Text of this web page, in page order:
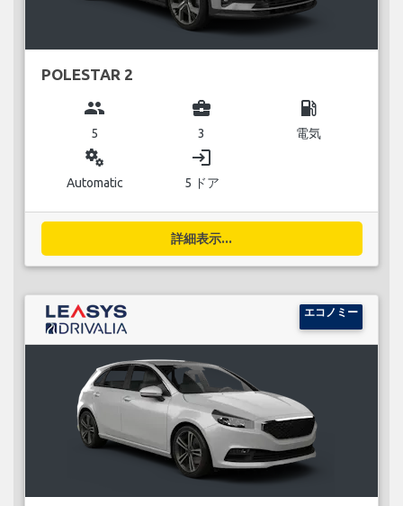
POLESTAR 2
group
5
business_center
3
local_gas_station
電気
miscellaneous_services
Automatic
login
5 ドア
詳細表示...
エコノミー